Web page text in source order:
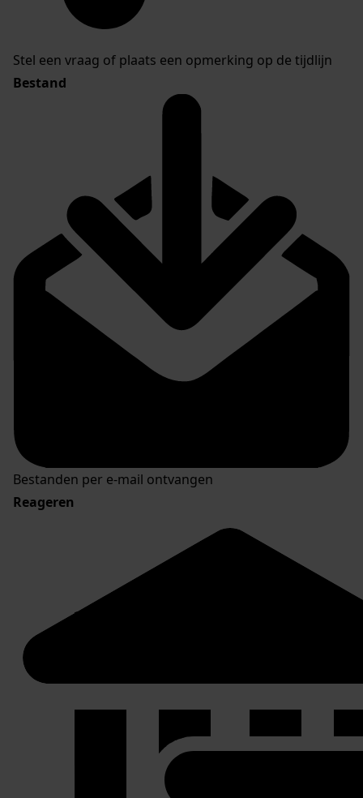
Stel een vraag of plaats een opmerking op de tijdlijn
Bestand
Bestanden per e-mail ontvangen
Reageren